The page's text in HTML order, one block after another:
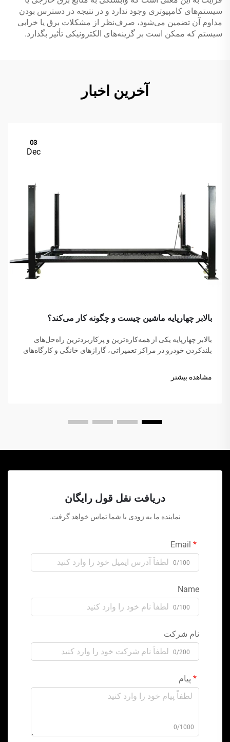
سیستم‌های کامپیوتری وجود ندارد و در نتیجه در دسترس بودن
مداوم آن تضمین می‌شود، صرف‌نظر از مشکلات برق یا خرابی
سیستم که ممکن است بر گزینه‌های الکترونیکی تأثیر بگذارد.
آخرین اخبار
03
Dec
بالابر چهارپایه ماشین چیست و چگونه کار می‌کند؟
بالابر چهارپایه یکی از همه‌کاره‌ترین و پرکاربردترین راه‌حل‌های
بلندکردن خودرو در مراکز تعمیراتی، گاراژهای خانگی و کارگاه‌های
مشاهده بیشتر
دریافت نقل قول رایگان
نماینده ما به زودی با شما تماس خواهد گرفت.
0/100
Name
0/100
نام شرکت
0/200
پیام
0/1000